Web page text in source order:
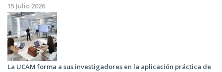
15 Julio 2026
La UCAM forma a sus investigadores en la aplicación práctica de